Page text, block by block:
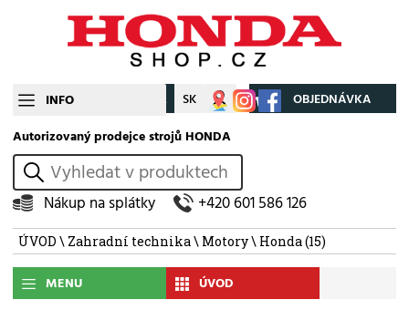
INFO CZ SK Můj účet OBJEDNÁVKA
Autorizovaný prodejce strojů HONDA
vyhledat
Nákup na splátky +420 601 586 126
ÚVOD \ Zahradní technika\ Motory\ Honda(15)
MENU ÚVOD